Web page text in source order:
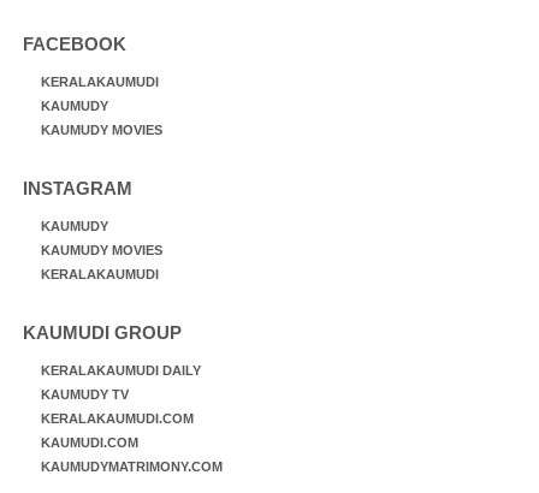
FACEBOOK
KERALAKAUMUDI
KAUMUDY
KAUMUDY MOVIES
INSTAGRAM
KAUMUDY
KAUMUDY MOVIES
KERALAKAUMUDI
KAUMUDI GROUP
KERALAKAUMUDI DAILY
KAUMUDY TV
KERALAKAUMUDI.COM
KAUMUDI.COM
KAUMUDYMATRIMONY.COM